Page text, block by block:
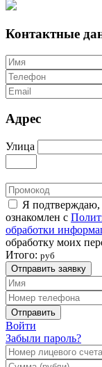
Контактные
Адрес
Улица
Я
ознакомлен с
обработки
обработку моих
Итого: руб
Отправить заявку
Отправить
Войти
Забыли пароль?